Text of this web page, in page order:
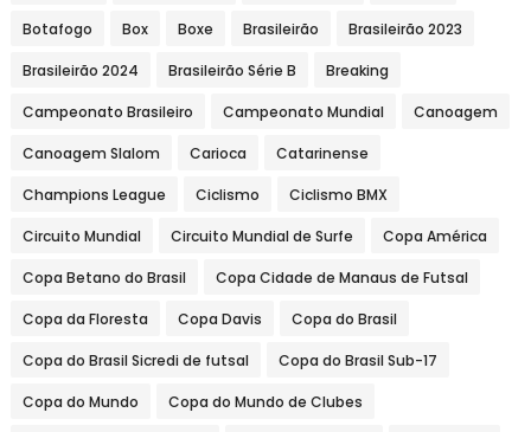
Botafogo Box Boxe Brasileirão Brasileirão 2023
Brasileirão 2024 Brasileirão Série B Breaking
Campeonato Brasileiro Campeonato Mundial Canoagem
Canoagem Slalom Carioca Catarinense
Champions League Ciclismo Ciclismo BMX
Circuito Mundial Circuito Mundial de Surfe Copa América
Copa Betano do Brasil Copa Cidade de Manaus de Futsal
Copa da Floresta Copa Davis Copa do Brasil
Copa do Brasil Sicredi de futsal Copa do Brasil Sub-17
Copa do Mundo Copa do Mundo de Clubes